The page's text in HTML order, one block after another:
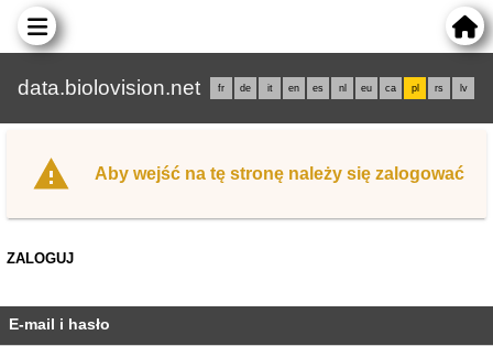
data.biolovision.net fr de it en es nl eu ca pl rs lv
Aby wejść na tę stronę należy się zalogować
ZALOGUJ
E-mail i hasło